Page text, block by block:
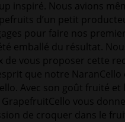
inspiré. Nous avions
d’un petit
pour faire nos
emballé du résultat.
de vous proposer cette
que notre NaranCello
Avec son goût fruité et
vous
de croquer dans le